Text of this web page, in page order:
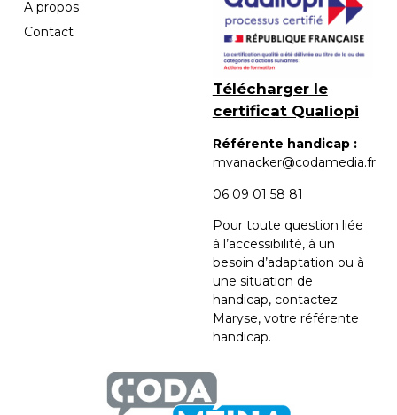
A propos
Contact
Télécharger le
certificat Qualiopi
Référente handicap :
mvanacker@codamedia.fr
06 09 01 58 81​
Pour toute question liée
à l’accessibilité, à un
besoin d’adaptation ou à
une situation de
handicap, contactez
Maryse, votre référente
handicap.